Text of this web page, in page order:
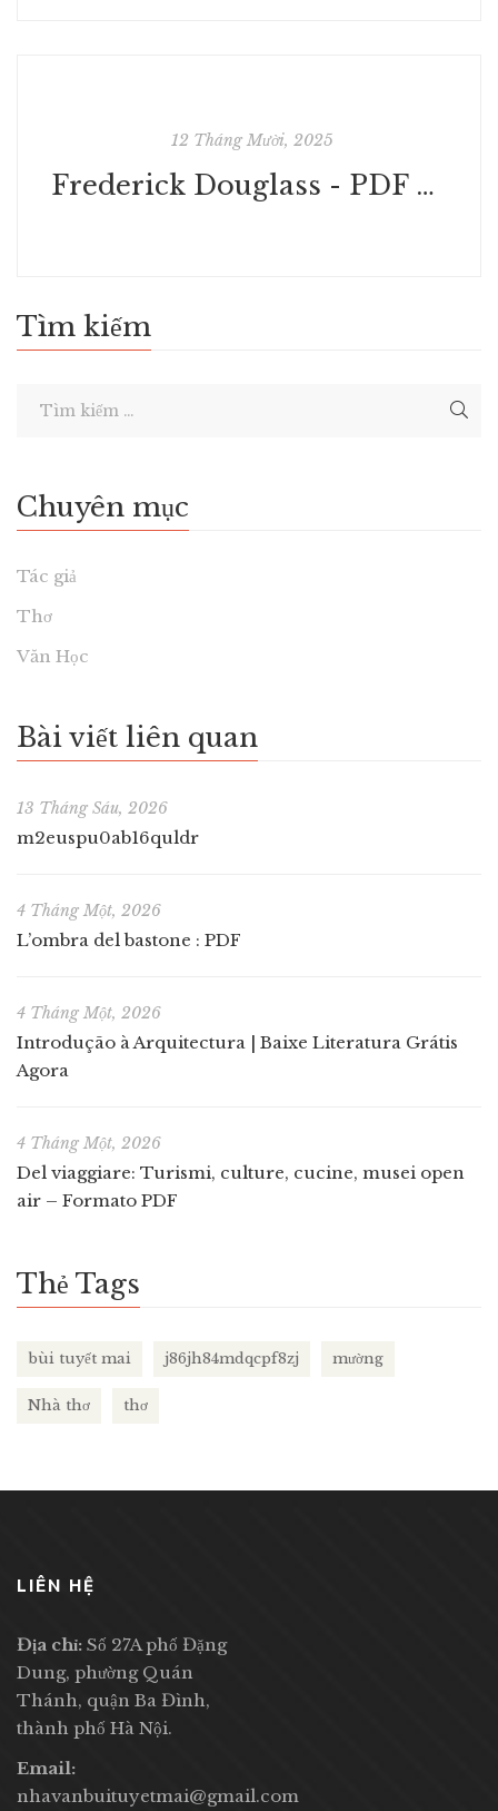
12 Tháng Mười, 2025
Frederick Douglass - PDF Book
Tìm kiếm
Chuyên mục
Tác giả
Thơ
Văn Học
Bài viết liên quan
13 Tháng Sáu, 2026
m2euspu0ab16quldr
4 Tháng Một, 2026
L’ombra del bastone : PDF
4 Tháng Một, 2026
Introdução à Arquitectura | Baixe Literatura Grátis
Agora
4 Tháng Một, 2026
Del viaggiare: Turismi, culture, cucine, musei open
air – Formato PDF
Thẻ Tags
bùi tuyết mai j86jh84mdqcpf8zj mường
Nhà thơ thơ
LIÊN HỆ
Địa chỉ: Số 27A phố Đặng
Dung, phường Quán
Thánh, quận Ba Đình,
thành phố Hà Nội.
Email:
nhavanbuituyetmai@gmail.com